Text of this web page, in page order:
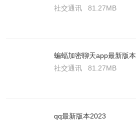
社交通讯
81.27MB
蝙蝠加密聊天app最新版本
社交通讯
81.27MB
qq最新版本2023